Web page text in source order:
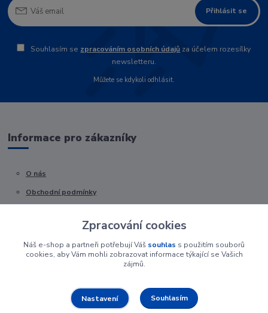
Přihlásit se
Souhlasím se zpracováním osobních údajů za účelem rozesílky
newsletteru.
Můžete se kdykoli odhlásit.
Informace pro zákazníky
O nás
Obchodní podmínky
Zpracování cookies
Náš e-shop a partneři potřebují Váš souhlas s použitím souborů
cookies, aby Vám mohli zobrazovat informace týkající se Vašich
zájmů.
Nastavení Souhlasím